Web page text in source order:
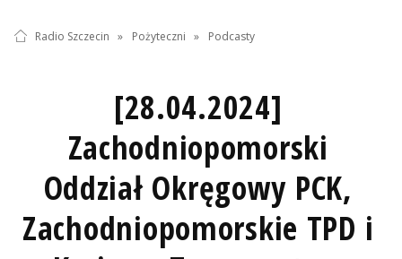
Radio Szczecin » Pożyteczni » Podcasty
[28.04.2024]
Zachodniopomorski
Oddział Okręgowy PCK,
Zachodniopomorskie TPD i